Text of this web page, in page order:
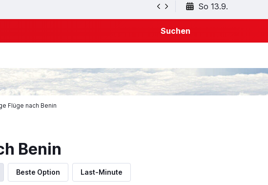
So 13.9.
Suchen
Flüge nach Benin
Benin
Beste Option Last-Minute